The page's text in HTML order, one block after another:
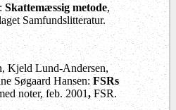
Skattemæssig metode,
Samfundslitteratur.
Kjeld Lund-Andersen,
Søgaard Hansen: FSRs
noter, feb. 2001,FSR.